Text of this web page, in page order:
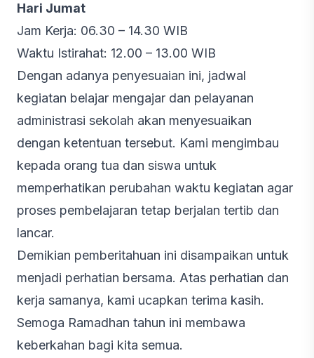
Hari Jumat
Jam Kerja: 06.30 – 14.30 WIB
Waktu Istirahat: 12.00 – 13.00 WIB
Dengan adanya penyesuaian ini, jadwal
kegiatan belajar mengajar dan pelayanan
administrasi sekolah akan menyesuaikan
dengan ketentuan tersebut. Kami mengimbau
kepada orang tua dan siswa untuk
memperhatikan perubahan waktu kegiatan agar
proses pembelajaran tetap berjalan tertib dan
lancar.
Demikian pemberitahuan ini disampaikan untuk
menjadi perhatian bersama. Atas perhatian dan
kerja samanya, kami ucapkan terima kasih.
Semoga Ramadhan tahun ini membawa
keberkahan bagi kita semua.